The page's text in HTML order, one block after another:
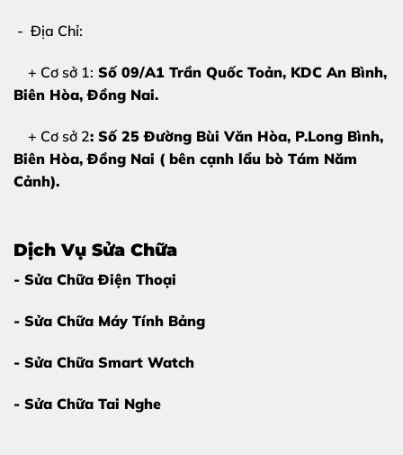
- Địa Chỉ:
+ Cơ sở 1: Số 09/A1 Trần Quốc Toản, KDC An Bình,
Biên Hòa, Đồng Nai.
+ Cơ sở 2: Số 25 Đường Bùi Văn Hòa, P.Long Bình,
Biên Hòa, Đồng Nai ( bên cạnh lẩu bò Tám Năm
Cảnh).
Dịch Vụ Sửa Chữa
- Sửa Chữa Điện Thoại
- Sửa Chữa Máy Tính Bảng
- Sửa Chữa Smart Watch
- Sửa Chữa Tai Nghe